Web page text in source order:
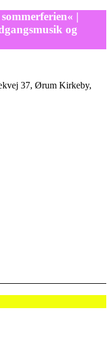
|
og
37, Ørum Kirkeby,